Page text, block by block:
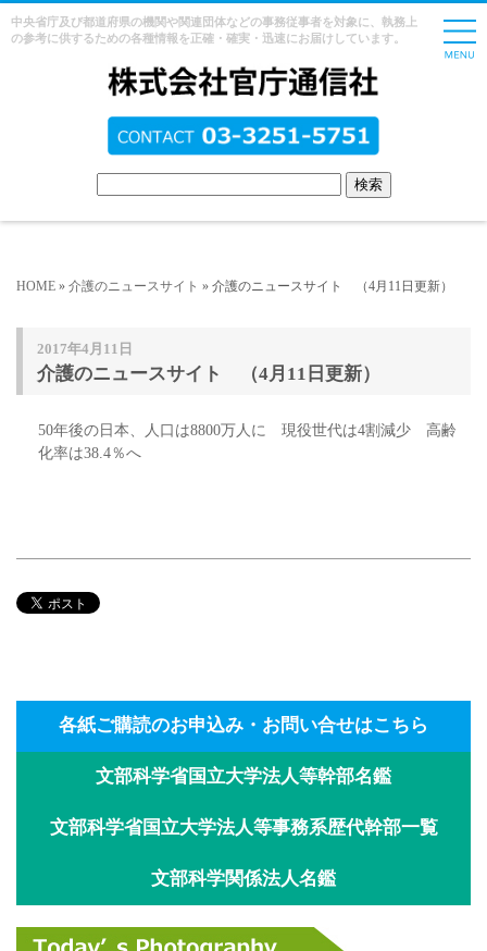
中央省庁及び都道府県の機関や関連団体などの事務従事者を対象に、執務上
の参考に供するための各種情報を正確・確実・迅速にお届けしています。
HOME » 介護のニュースサイト » 介護のニュースサイト （4月11日更新）
2017年4月11日
介護のニュースサイト （4月11日更新）
50年後の日本、人口は8800万人に 現役世代は4割減少 高齢
化率は38.4％へ
各紙ご購読のお申込み・お問い合せはこちら
文部科学省国立大学法人等幹部名鑑
文部科学省国立大学法人等事務系歴代幹部一覧
文部科学関係法人名鑑